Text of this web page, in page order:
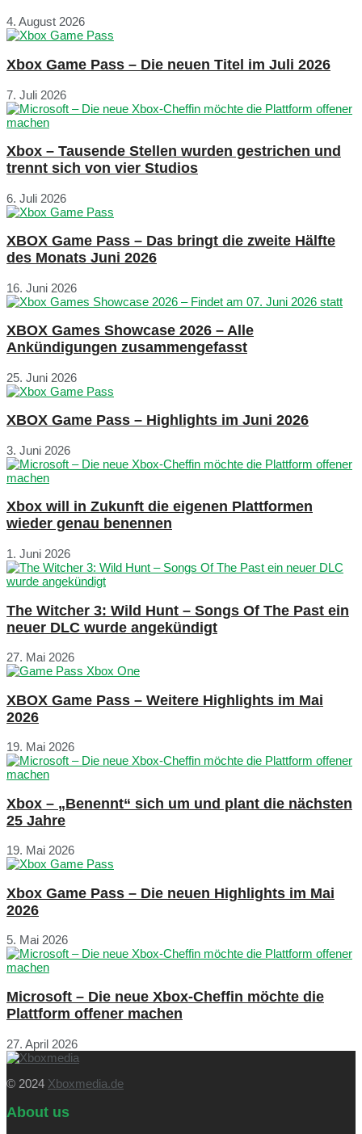
4. August 2026
Xbox Game Pass – Die neuen Titel im Juli 2026
7. Juli 2026
Xbox – Tausende Stellen wurden gestrichen und
trennt sich von vier Studios
6. Juli 2026
XBOX Game Pass – Das bringt die zweite Hälfte
des Monats Juni 2026
16. Juni 2026
XBOX Games Showcase 2026 – Alle
Ankündigungen zusammengefasst
25. Juni 2026
XBOX Game Pass – Highlights im Juni 2026
3. Juni 2026
Xbox will in Zukunft die eigenen Plattformen
wieder genau benennen
1. Juni 2026
The Witcher 3: Wild Hunt – Songs Of The Past ein
neuer DLC wurde angekündigt
27. Mai 2026
XBOX Game Pass – Weitere Highlights im Mai
2026
19. Mai 2026
Xbox – „Benennt“ sich um und plant die nächsten
25 Jahre
19. Mai 2026
Xbox Game Pass – Die neuen Highlights im Mai
2026
5. Mai 2026
Microsoft – Die neue Xbox-Cheffin möchte die
Plattform offener machen
27. April 2026
© 2024 Xboxmedia.de
About us